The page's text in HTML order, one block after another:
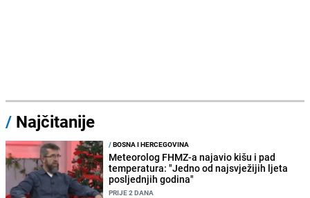
/ Najčitanije
/BOSNA I HERCEGOVINA
Meteorolog FHMZ-a najavio kišu i pad
temperatura: "Jedno od najsvježijih ljeta
posljednjih godina"
PRIJE 2 DANA